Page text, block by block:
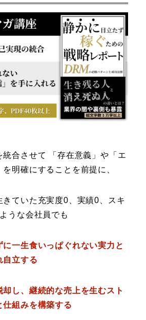
統合させて 「存在意義」や「エ
明確にすることを前提に、
きていた充実度0、実績0、スキ
うな会社員でも
に一生食いっぱぐれない実力と
自立する
却し、継続的な売上を生むスト
仕組みを構築する